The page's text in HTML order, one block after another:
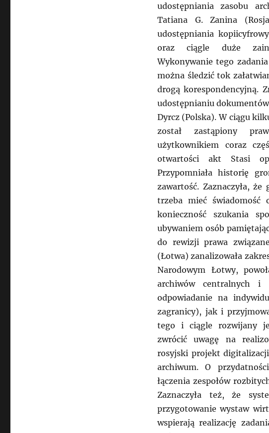
udostępniania zasobu
Tatiana G. Zanina
udostępniania
oraz ciągle duże
Wykonywanie tego
można śledzić tok
drogą korespondencyjną.
udostępnianiu
Dyrcz (Polska). W ciągu
został zastąpiony
użytkownikiem coraz
otwartości akt Stasi
Przypomniała historię
zawartość. Zaznaczyła,
trzeba mieć świadomość
konieczność szukania
ubywaniem osób
do rewizji prawa
(Łotwa) zanalizowała
Narodowym Łotwy,
archiwów centralnych i
odpowiadanie na
zagranicy), jak i
tego i ciągle rozwijany
zwrócić uwagę na
rosyjski projekt
archiwum. O
łączenia zespołów
Zaznaczyła też, że
przygotowanie wystaw
wspierają realizację